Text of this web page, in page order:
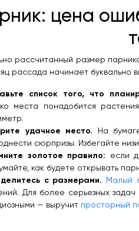
цена
рассчитанный размер
рассада начинает буквально
список того, что
места понадобится
удачное место.
На
сюрпризы. Избегайте
золотое правило:
если
как будете открывать
с размерами. Малый
Для более серьезных
— выручит просторный